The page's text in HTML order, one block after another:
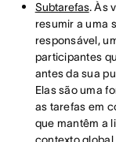
Subtarefas. Às
resumir a uma
responsável,
participantes
antes da sua
Elas são uma
as tarefas em
que mantêm a